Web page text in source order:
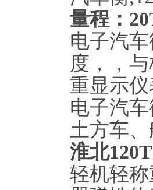
量程：
电子汽
度，，
重显示
电子汽
土方车
淮北
轻机轻